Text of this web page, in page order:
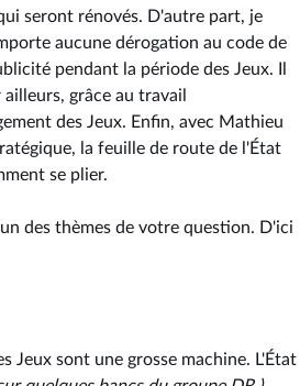
seront rénovés. D'autre part, je
aucune dérogation au code de
pendant la période des Jeux. Il
grâce au travail
des Jeux. Enfin, avec Mathieu
la feuille de route de l'État
se plier.
des thèmes de votre question. D'ici
Jeux sont une grosse machine. L'État